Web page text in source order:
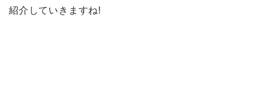
紹介していきますね!